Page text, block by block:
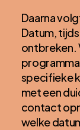
Daarna
Datum,
ontbreken.
specifieke
met een
contact
welke